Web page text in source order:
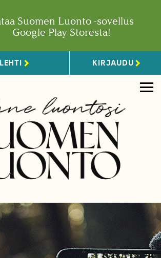
Suomen Luonto -sovellus
Google Play Storesta!
KIRJAUDU